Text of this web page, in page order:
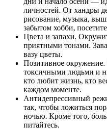
личностей. От хандры
рисование, музыка,
забытом хобби,
Цвета и запахи.
приятными тонами.
вазу цветы.
Позитивное
токсичными людьми и
кто любит жизнь, кто
каждом моменте.
Антидепрессивный
так, чтобы ложиться
ночью. Кроме того,
питайтесь.